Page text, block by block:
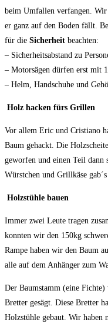
beim Umfallen verfangen. Wir
er ganz auf den Boden fällt.
für die Sicherheit beachten:
– Sicherheitsabstand zu
– Motorsägen dürfen erst mit
– Helm, Handschuhe und
Holz hacken fürs Grillen
Vor allem Eric und Cristiano
Baum gehackt. Die
geworfen und einen Teil dann
Würstchen und Grillkäse
Holzstühle bauen
Immer zwei Leute tragen
konnten wir den 150kg
Rampe haben wir den Baum
alle auf dem Anhänger zum
Der Baumstamm (eine
Bretter gesägt. Diese Bretter
Holzstühle gebaut. Wir haben